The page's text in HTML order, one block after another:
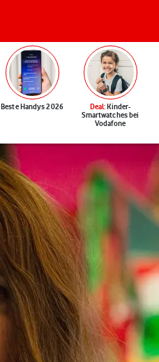
Beste Handys 2026 Deal: Kinder-
Smartwatches bei
Vodafone